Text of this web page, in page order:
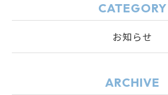
CATEGORY
お知らせ
ARCHIVE